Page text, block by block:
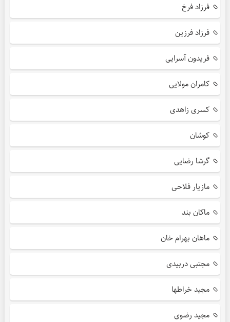
فرزاد فرخ
فرزاد فرزین
فریدون آسرایی
کامران مولایی
کسری زاهدی
کوشان
گرشا رضایی
مازیار فلاحی
ماکان بند
ماهان بهرام خان
مجتبی دربیدی
مجید خراطها
مجید رضوی